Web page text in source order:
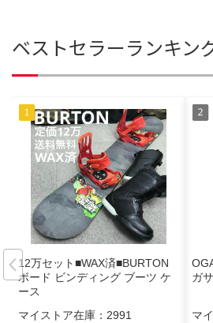
ベストセラーランキン
12万セット■WAX済■BURTON
ボード ビンディング ブーツ ケ
ース
マイストア在庫： 2991
ガ
マ